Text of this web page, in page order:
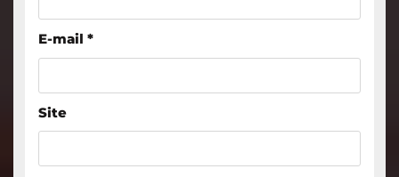
E-mail *
Site